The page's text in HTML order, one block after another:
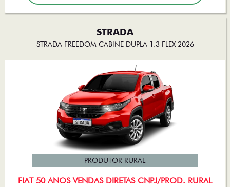
STRADA
STRADA FREEDOM CABINE DUPLA 1.3 FLEX 2026
FIAT 50 ANOS VENDAS DIRETAS CNPJ/PROD. RURAL
PRODUTOR RURAL